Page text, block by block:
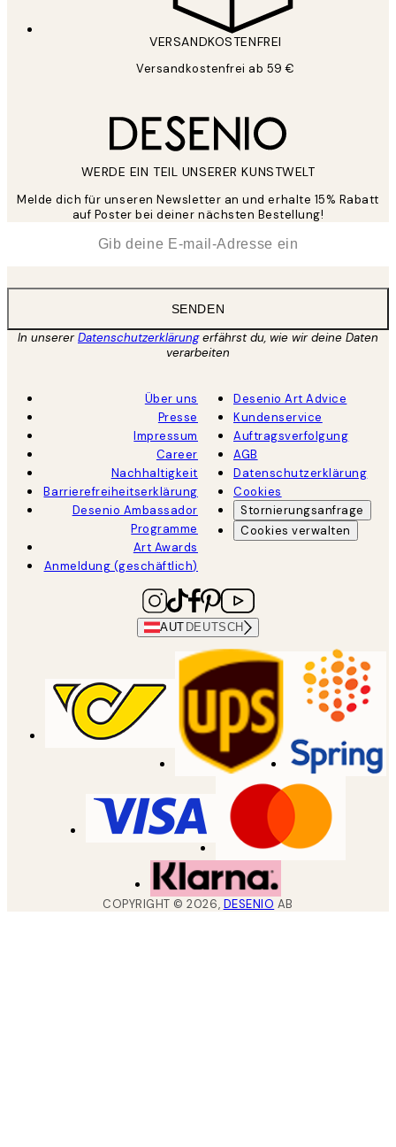
VERSANDKOSTENFREI
Versandkostenfrei ab 59 €
WERDE EIN TEIL UNSERER KUNSTWELT
Melde dich für unseren Newsletter an und erhalte 15% Rabatt
auf Poster bei deiner nächsten Bestellung!
SENDEN
In unsererDatenschutzerklärungerfährst du, wie wir deine Daten
verarbeiten
Über uns
Presse
Impressum
Career
Nachhaltigkeit
Barrierefreiheitserklärung
Desenio Ambassador
Programme
Art Awards
Anmeldung (geschäftlich)
Desenio Art Advice
Kundenservice
Auftragsverfolgung
AGB
Datenschutzerklärung
Cookies
Stornierungsanfrage
Cookies verwalten
AUT DEUTSCH
COPYRIGHT ©2026, DESENIO AB